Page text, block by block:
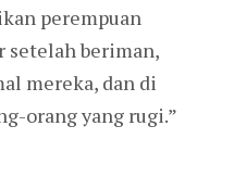
perempuan
setelah beriman,
mereka, dan di
orang yang rugi.”